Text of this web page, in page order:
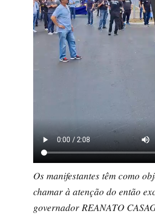
Os manifestantes têm como
chamar à atenção do então
governador REANATO